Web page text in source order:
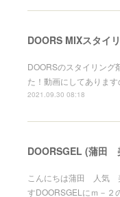
DOORSのスタイリング
た！動画にしてありま
2021.09.30 08:18
DOORSGEL (蒲田
こんにちは蒲田 人
すDOORSGELにｍ－２